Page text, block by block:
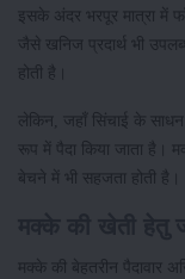
इसके अंदर भरपूर मात्रा में
जैसे खनिज प्रदार्थ भी
होती है।
लेकिन, जहाँ सिंचाई के
रूप में पैदा किया जाता है।
बेचने में भी सहजता होती है।
मक्के की बेहतरीन पैदावार